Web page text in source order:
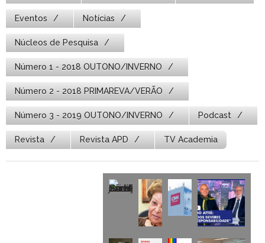
Eventos Notícias
Núcleos de Pesquisa
Número 1 - 2018 OUTONO/INVERNO
Número 2 - 2018 PRIMAREVA/VERÃO
Número 3 - 2019 OUTONO/INVERNO Podcast
Revista Revista APD TV Academia